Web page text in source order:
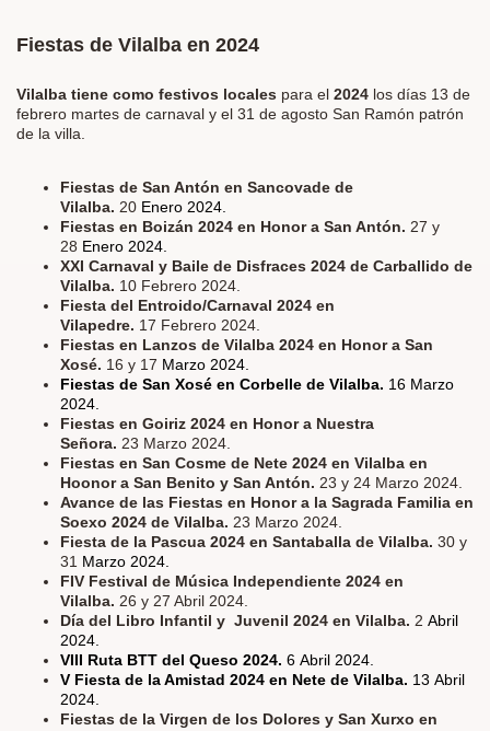
Fiestas de Vilalba en 2024
Vilalba tiene como festivos locales para el 2024 los días 13 de
febrero martes de carnaval y el 31 de agosto San Ramón patrón
de la villa.
Fiestas de San Antón en Sancovade de
Vilalba. 20 Enero 2024.
Fiestas en Boizán 2024 en Honor a San Antón. 27 y
28 Enero 2024.
XXI Carnaval y Baile de Disfraces 2024 de Carballido de
Vilalba. 10 Febrero 2024.
Fiesta del Entroido/Carnaval 2024 en
Vilapedre. 17 Febrero 2024.
Fiestas en Lanzos de Vilalba 2024 en Honor a San
Xosé. 16 y 17 Marzo 2024.
Fiestas de San Xosé en Corbelle de Vilalba. 16 Marzo
2024.
Fiestas en Goiriz 2024 en Honor a Nuestra
Señora. 23 Marzo 2024.
Fiestas en San Cosme de Nete 2024 en Vilalba en
Hoonor a San Benito y San Antón. 23 y 24 Marzo 2024.
Avance de las Fiestas en Honor a la Sagrada Familia en
Soexo 2024 de Vilalba. 23 Marzo 2024.
Fiesta de la Pascua 2024 en Santaballa de Vilalba. 30 y
31 Marzo 2024.
FIV Festival de Música Independiente 2024 en
Vilalba. 26 y 27 Abril 2024.
Día del Libro Infantil y Juvenil 2024 en Vilalba. 2 Abril
2024.
VIII Ruta BTT del Queso 2024. 6 Abril 2024.
V Fiesta de la Amistad 2024 en Nete de Vilalba. 13 Abril
2024.
Fiestas de la Virgen de los Dolores y San Xurxo en